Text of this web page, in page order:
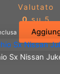
Valutato
0su 5
Sx Nissan